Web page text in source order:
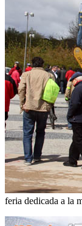
feria dedicada a la